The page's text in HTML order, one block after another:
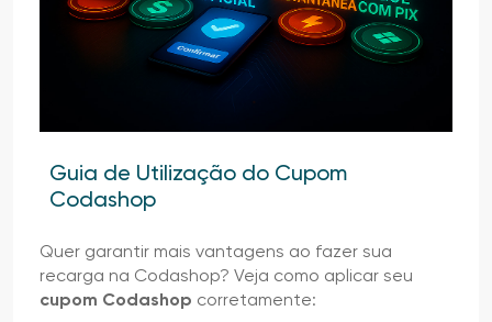
Guia de Utilização do Cupom
Codashop
Quer garantir mais vantagens ao fazer sua
recarga na Codashop? Veja como aplicar seu
cupom Codashop corretamente: